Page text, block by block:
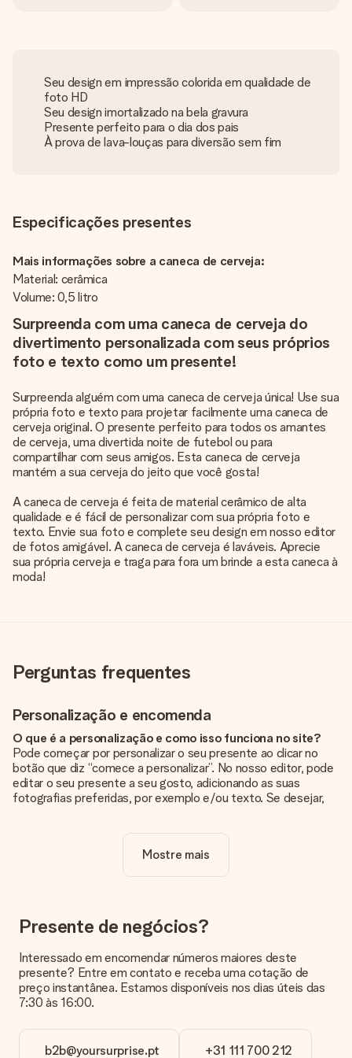
Seu design em impressão colorida em qualidade de
foto HD
Seu design imortalizado na bela gravura
Presente perfeito para o dia dos pais
À prova de lava-louças para diversão sem fim
Especificações presentes
Mais informações sobre a caneca de cerveja:
Material: cerâmica
Volume: 0,5 litro
Surpreenda com uma caneca de cerveja do
divertimento personalizada com seus próprios
foto e texto como um presente!
Surpreenda alguém com uma caneca de cerveja única! Use sua
própria foto e texto para projetar facilmente uma caneca de
cerveja original. O presente perfeito para todos os amantes
de cerveja, uma divertida noite de futebol ou para
compartilhar com seus amigos. Esta caneca de cerveja
mantém a sua cerveja do jeito que você gosta!
A caneca de cerveja é feita de material cerâmico de alta
qualidade e é fácil de personalizar com sua própria foto e
texto. Envie sua foto e complete seu design em nosso editor
de fotos amigável. A caneca de cerveja é laváveis. Aprecie
sua própria cerveja e traga para fora um brinde a esta caneca à
moda!
Perguntas frequentes
Personalização e encomenda
O que é a personalização e como isso funciona no site?
Pode começar por personalizar o seu presente ao clicar no
botão que diz “comece a personalizar”. No nosso editor, pode
editar o seu presente a seu gosto, adicionando as suas
fotografias preferidas, por exemplo e/ou texto. Se desejar,
A personalização está incluída no preço?
Sim, o preço apresentado no site já inclui a personalização do
Queremos ter a certeza de que estás completamente
satisfeito com o teu presente. Por isso, é importante que
sobre a qualidade da tua imagem, contacta a nossa equipa de
apoio ao cliente e inclui a tua fotografia juntamente com o
presente que estás interessado em encomendar. Eles podem
então verificar a qualidade para ti!
Em que formatos posso enviar as minhas fotografias?
Pode enviar as suas fotografias em formato JPG e PNG. Se
Mostre mais
Presente de negócios?
Interessado em encomendar números maiores deste
presente? Entre em contato e receba uma cotação de
preço instantânea. Estamos disponíveis nos dias úteis das
7:30 às 16:00.
b2b@yoursurprise.pt +31 111 700 212